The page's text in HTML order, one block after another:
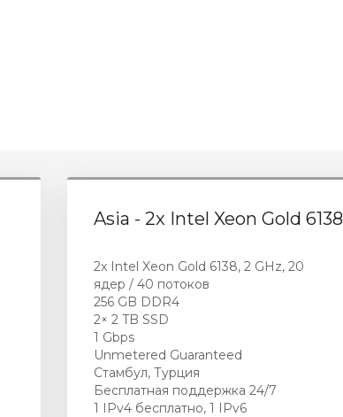
Asia - 2x Intel Xeon Gold 6138
2x Intel Xeon Gold 6138, 2 GHz, 20
ядер / 40 потоков
256 GB DDR4
2× 2 TB SSD
1 Gbps
Unmetered Guaranteed
Стамбул, Турция
Бесплатная поддержка 24/7
1 IPv4 бесплатно, 1 IPv6